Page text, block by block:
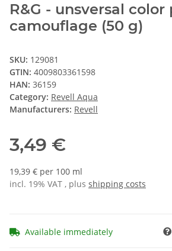
R&G - unsversal color
camouflage (50 g)
SKU: 129081
GTIN: 4009803361598
HAN: 36159
Category: Revell Aqua
Manufacturers: Revell
3,49 €
19,39 € per 100 ml
incl. 19% VAT , plus shipping costs
Available immediately